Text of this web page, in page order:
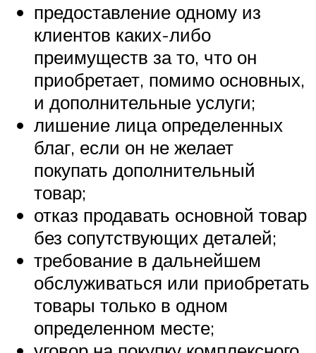
предоставление одному из
клиентов каких-либо
преимуществ за то, что он
приобретает, помимо основных,
и дополнительные услуги;
лишение лица определенных
благ, если он не желает
покупать дополнительный
товар;
отказ продавать основной товар
без сопутствующих деталей;
требование в дальнейшем
обслуживаться или приобретать
товары только в одном
определенном месте;